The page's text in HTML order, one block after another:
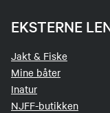
EKSTERNE
Jakt & Fiske
Mine båter
Inatur
NJFF-butikken